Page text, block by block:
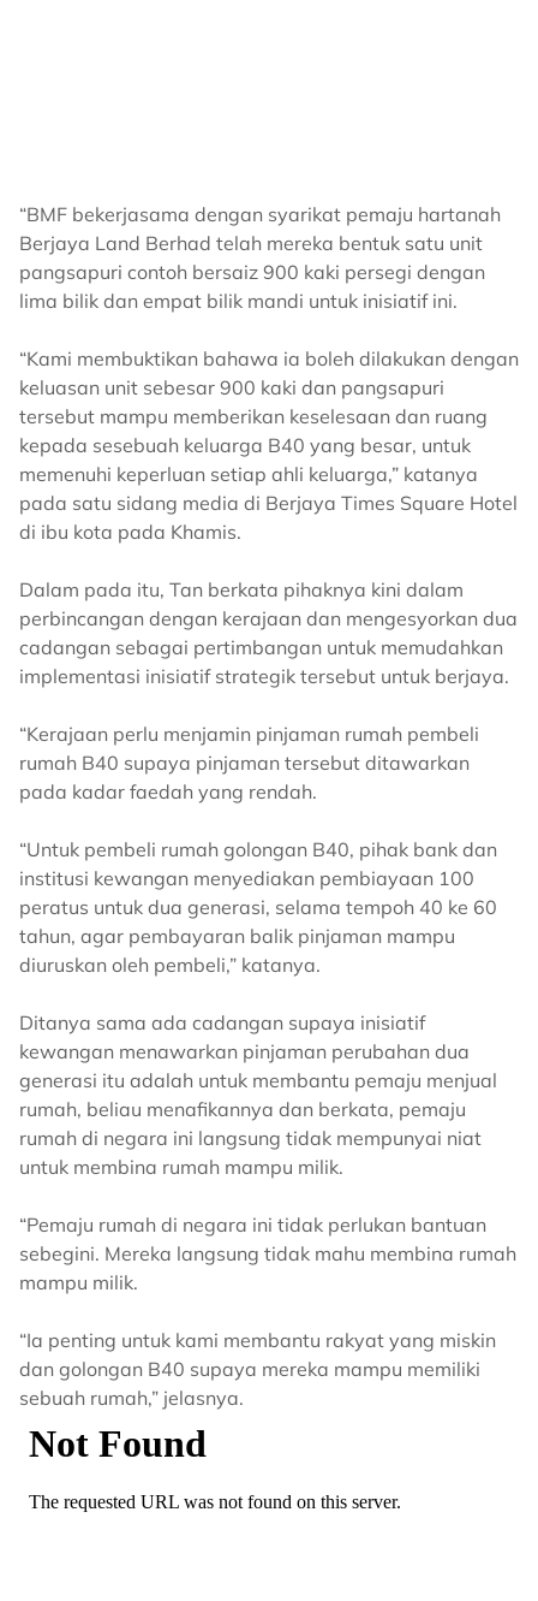
“BMF bekerjasama dengan syarikat pemaju hartanah
Berjaya Land Berhad telah mereka bentuk satu unit
pangsapuri contoh bersaiz 900 kaki persegi dengan
lima bilik dan empat bilik mandi untuk inisiatif ini.
“Kami membuktikan bahawa ia boleh dilakukan dengan
keluasan unit sebesar 900 kaki dan pangsapuri
tersebut mampu memberikan keselesaan dan ruang
kepada sesebuah keluarga B40 yang besar, untuk
memenuhi keperluan setiap ahli keluarga,” katanya
pada satu sidang media di Berjaya Times Square Hotel
di ibu kota pada Khamis.
Dalam pada itu, Tan berkata pihaknya kini dalam
perbincangan dengan kerajaan dan mengesyorkan dua
cadangan sebagai pertimbangan untuk memudahkan
implementasi inisiatif strategik tersebut untuk berjaya.
“Kerajaan perlu menjamin pinjaman rumah pembeli
rumah B40 supaya pinjaman tersebut ditawarkan
pada kadar faedah yang rendah.
“Untuk pembeli rumah golongan B40, pihak bank dan
institusi kewangan menyediakan pembiayaan 100
peratus untuk dua generasi, selama tempoh 40 ke 60
tahun, agar pembayaran balik pinjaman mampu
diuruskan oleh pembeli,” katanya.
Ditanya sama ada cadangan supaya inisiatif
kewangan menawarkan pinjaman perubahan dua
generasi itu adalah untuk membantu pemaju menjual
rumah, beliau menafikannya dan berkata, pemaju
rumah di negara ini langsung tidak mempunyai niat
untuk membina rumah mampu milik.
“Pemaju rumah di negara ini tidak perlukan bantuan
sebegini. Mereka langsung tidak mahu membina rumah
mampu milik.
“Ia penting untuk kami membantu rakyat yang miskin
dan golongan B40 supaya mereka mampu memiliki
sebuah rumah,” jelasnya.